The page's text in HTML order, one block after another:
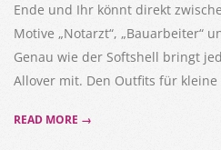
Ende und Ihr könnt direkt
Motive „Notarzt“, „Bauarbeiter“
Genau wie der Softshell bringt
Allover mit. Den Outfits für
READ MORE →